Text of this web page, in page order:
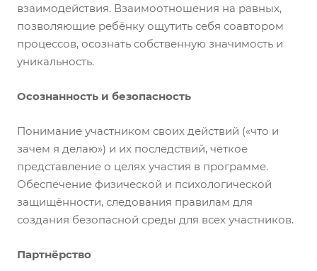
взаимодействия. Взаимоотношения на равных,
позволяющие ребёнку ощутить себя соавтором
процессов, осознать собственную значимость и
уникальность.
Осознанность и безопасность
Понимание участником своих действий («что и
зачем я делаю») и их последствий, чёткое
представление о целях участия в программе.
Обеспечение физической и психологической
защищённости, следования правилам для
создания безопасной среды для всех участников.
Партнёрство